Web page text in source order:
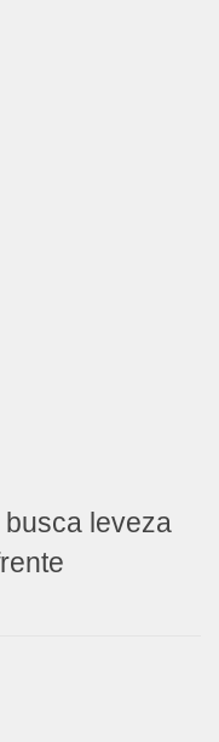
busca leveza